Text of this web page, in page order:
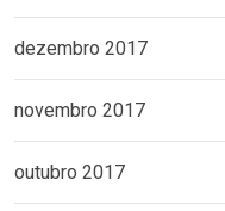
dezembro 2017
novembro 2017
outubro 2017